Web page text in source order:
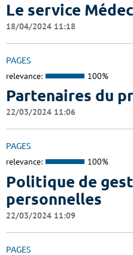
Le service
18/04/2024 11:18
PAGES
relevance: 100%
Partenaires du
22/03/2024 11:06
PAGES
relevance: 100%
Politique de
personnelles
22/03/2024 11:09
PAGES